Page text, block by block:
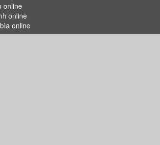
online
online
online